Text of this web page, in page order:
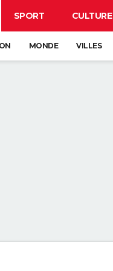
SPORT CULTURE
MONDE VILLES